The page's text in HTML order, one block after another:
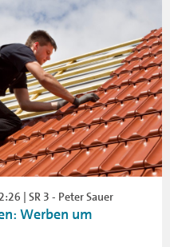
| SR 3 - Peter Sauer
Werben um